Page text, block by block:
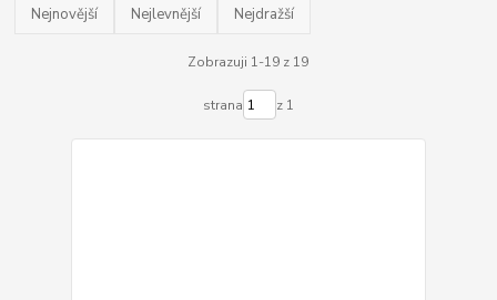
Nejnovější Nejlevnější Nejdražší
Zobrazuji 1-19 z 19
strana z 1